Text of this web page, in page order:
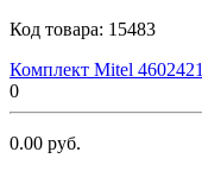
Код товара: 15483
Комплект Мitеl 4602421
0
0.00 руб.